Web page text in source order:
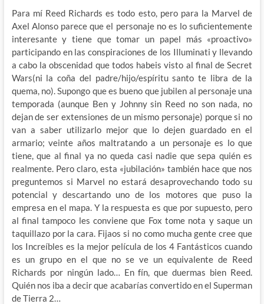
Para mí Reed Richards es todo esto, pero para la Marvel de
Axel Alonso parece que el personaje no es lo suficientemente
interesante y tiene que tomar un papel más «proactivo»
participando en las conspiraciones de los Illuminati y llevando
a cabo la obscenidad que todos habeis visto al final de Secret
Wars(ni la coña del padre/hijo/espíritu santo te libra de la
quema, no). Supongo que es bueno que jubilen al personaje una
temporada (aunque Ben y Johnny sin Reed no son nada, no
dejan de ser extensiones de un mismo personaje) porque si no
van a saber utilizarlo mejor que lo dejen guardado en el
armario; veinte años maltratando a un personaje es lo que
tiene, que al final ya no queda casi nadie que sepa quién es
realmente. Pero claro, esta «jubilación» también hace que nos
preguntemos si Marvel no estará desaprovechando todo su
potencial y descartando uno de los motores que puso la
empresa en el mapa. Y la respuesta es que por supuesto, pero
al final tampoco les conviene que Fox tome nota y saque un
taquillazo por la cara. Fijaos si no como mucha gente cree que
los Increíbles es la mejor película de los 4 Fantásticos cuando
es un grupo en el que no se ve un equivalente de Reed
Richards por ningún lado… En fín, que duermas bien Reed.
Quién nos iba a decir que acabarías convertido en el Superman
de Tierra 2…